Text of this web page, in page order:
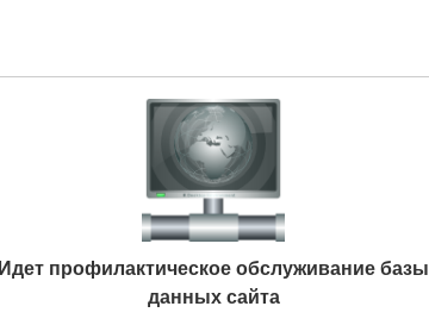
Идет профилактическое обслуживание базы
данных сайта